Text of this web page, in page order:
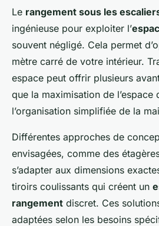
Le rangement sous les
ingénieuse pour exploiter l’
souvent négligé. Cela permet
mètre carré de votre intérieur.
espace peut offrir plusieurs
que la maximisation de l’espace
l’organisation simplifiée de la
Différentes approches de
envisagées, comme des
s’adapter aux dimensions
tiroirs coulissants qui créent un
rangement discret. Ces
adaptées selon les besoins